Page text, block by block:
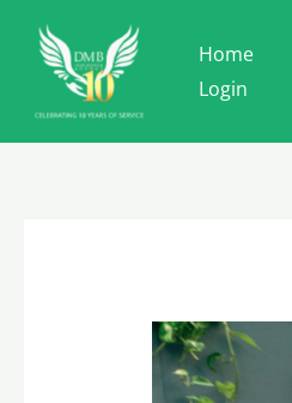
contenido
Home
Login